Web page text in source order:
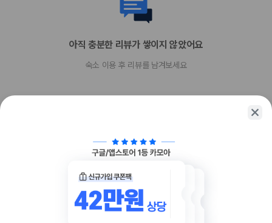
아직 충분한 리뷰가 쌓이지 않았어요
숙소 이용 후 리뷰를 남겨보세요
함께 가는 친구에게 정보를 공유해보세요
카카오톡 링크복사